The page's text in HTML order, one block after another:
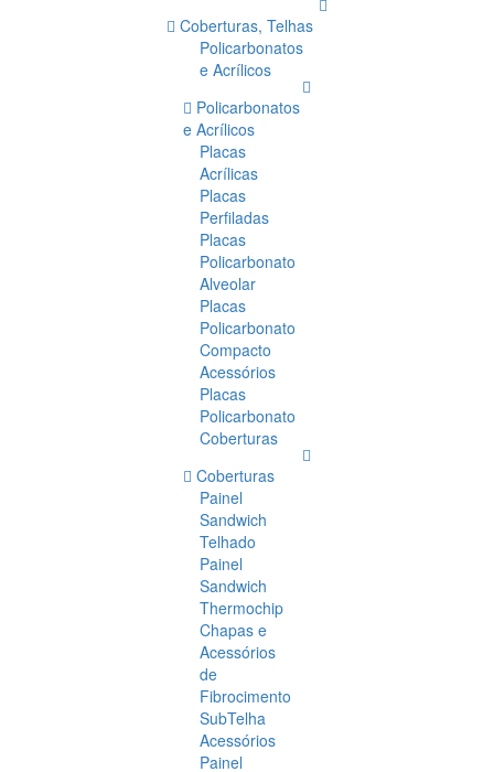
Coberturas, Telhas
Policarbonatos
e Acrílicos
Policarbonatos
e Acrílicos
Placas
Acrílicas
Placas
Perfiladas
Placas
Policarbonato
Alveolar
Placas
Policarbonato
Compacto
Acessórios
Placas
Policarbonato
Coberturas
Coberturas
Painel
Sandwich
Telhado
Painel
Sandwich
Thermochip
Chapas e
Acessórios
de
Fibrocimento
SubTelha
Acessórios
Painel